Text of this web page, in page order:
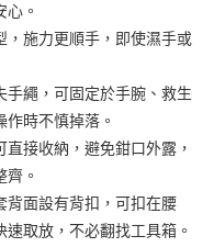
以下簡稱本公司）所提供，讓
，並由商店將買賣／分期付款
帳單繳交帳款。
哥大進項蒐集、處理及利用，
認、核對及更正。
oppay.tw/userRule
中的連結，可透過四大超商／
為交易完成。
但若您需要取消訂單，請聯絡
視為有效，需透過AFTEE先享
帳頁面顯示為準，若有關於
問，請聯繫「AFTEE先享後付
support/home
並將交易相關給付款項請求債
費
費
服）
。
，施力更順手，即使濕手或
手繩，可固定於手腕、救生
時不慎掉落。
接收納，避免鉗口外露，
。
背面設有背扣，可扣在腰
取放，不必翻找工具箱。